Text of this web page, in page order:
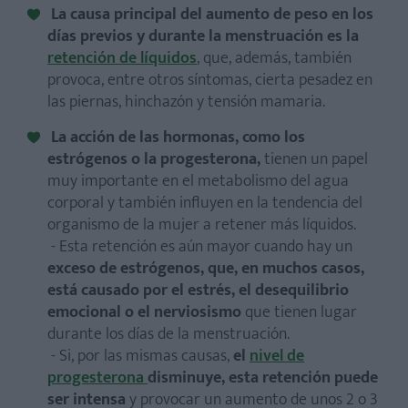
La causa principal del aumento de peso en los
días previos y durante la menstruación es la
retención de líquidos, que, además, también
provoca, entre otros síntomas, cierta pesadez en
las piernas, hinchazón y tensión mamaria.
La acción de las hormonas, como los
estrógenos o la progesterona,tienen un papel
muy importante en el metabolismo del agua
corporal y también influyen en la tendencia del
organismo de la mujer a retener más líquidos.
- Esta retención es aún mayor cuando hay un
exceso de estrógenos, que, en muchos casos,
está causado por el estrés, el desequilibrio
emocional o el nerviosismo que tienen lugar
durante los días de la menstruación.
- Si, por las mismas causas,elnivel de
progesteronadisminuye, esta retención puede
ser intensay provocar un aumento de unos 2 o 3